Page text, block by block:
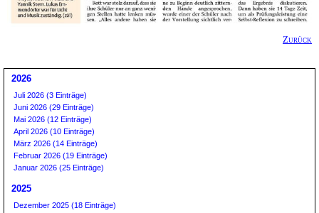
Zurück
2026
Juli 2026 (3 Einträge)
Juni 2026 (29 Einträge)
Mai 2026 (12 Einträge)
April 2026 (10 Einträge)
März 2026 (14 Einträge)
Februar 2026 (19 Einträge)
Januar 2026 (25 Einträge)
2025
Dezember 2025 (18 Einträge)